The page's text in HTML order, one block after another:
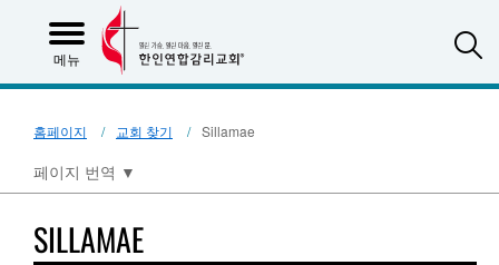
메뉴
홈페이지 교회 찾기 Sillamae
페이지 번역 ▼
SILLAMAE